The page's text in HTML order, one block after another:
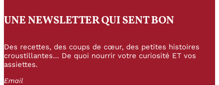
UNE NEWSLETTER QUI SENT BON
Des recettes, des coups de cœur, des petites histoires
croustillantes… De quoi nourrir votre curiosité ET vos
assiettes.